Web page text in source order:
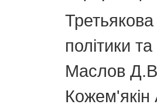
політики
Маслов Д.В.
Кожем'якін